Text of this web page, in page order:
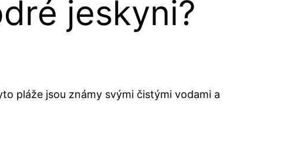
jeskyni?
pláže jsou známy svými čistými vodami a